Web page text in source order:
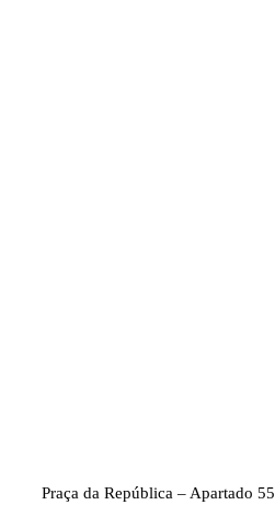
Praça da República – Apartado 55